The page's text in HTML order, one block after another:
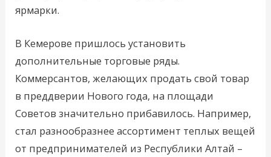
ярмарки.
В Кемерове пришлось установить
дополнительные торговые ряды.
Коммерсантов, желающих продать свой товар
в преддверии Нового года, на площади
Советов значительно прибавилось. Например,
стал разнообразнее ассортимент теплых вещей
от предпринимателей из Республики Алтай –